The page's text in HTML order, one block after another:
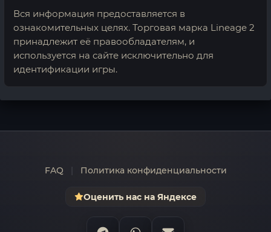
Вся информация предоставляется в
ознакомительных целях. Торговая марка Lineage 2
принадлежит её правообладателям, и
используется на сайте исключительно для
идентификации игры.
FAQ Политика конфиденциальности
Оценить нас на Яндексе